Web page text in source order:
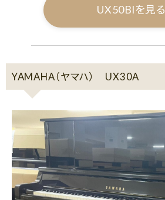
UX50Blを見る
YAMAHA（ヤマハ） UX30A